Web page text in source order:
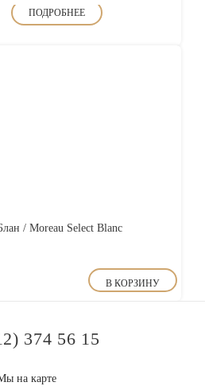
ПОДРОБНЕЕ
/ Moreau Select Blanc
В КОРЗИНУ
374 56 15
на карте